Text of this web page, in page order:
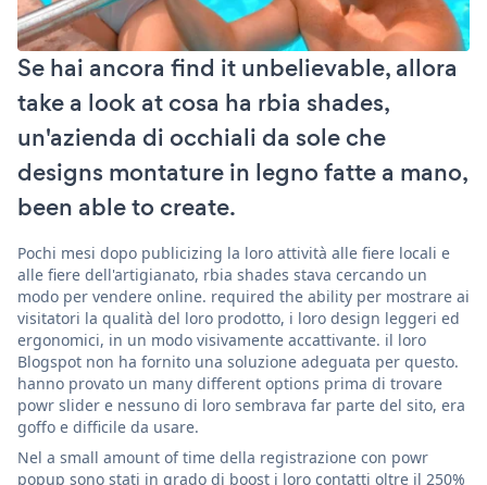
Se hai ancora find it unbelievable, allora
take a look at cosa ha rbia shades,
un'azienda di occhiali da sole che
designs montature in legno fatte a mano,
been able to create.
Pochi mesi dopo publicizing la loro attività alle fiere locali e
alle fiere dell'artigianato, rbia shades stava cercando un
modo per vendere online. required the ability per mostrare ai
visitatori la qualità del loro prodotto, i loro design leggeri ed
ergonomici, in un modo visivamente accattivante. il loro
Blogspot non ha fornito una soluzione adeguata per questo.
hanno provato un many different options prima di trovare
powr slider e nessuno di loro sembrava far parte del sito, era
goffo e difficile da usare.
Nel a small amount of time della registrazione con powr
popup sono stati in grado di boost i loro contatti oltre il 250%